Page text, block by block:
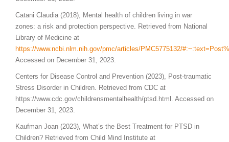
Catani Claudia (2018), Mental health of children living in war
zones: a risk and protection perspective. Retrieved from National
Library of Medicine at
https://www.ncbi.nlm.nih.gov/pmc/articles/PMC5775132/
Accessed on December 31, 2023.
Centers for Disease Control and Prevention (2023), Post-traumatic
Stress Disorder in Children. Retrieved from CDC at
https://www.cdc.gov/childrensmentalhealth/ptsd.html. Accessed on
December 31, 2023.
Kaufman Joan (2023), What’s the Best Treatment for PTSD in
Children? Retrieved from Child Mind Institute at